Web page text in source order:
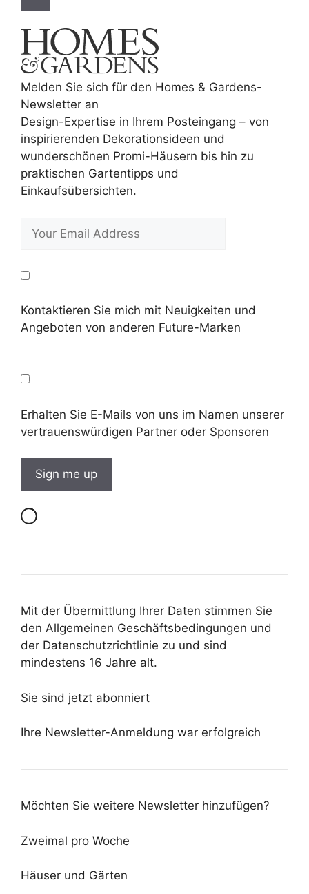
Melden Sie sich für den Homes & Gardens-
Newsletter an
Design-Expertise in Ihrem Posteingang – von
inspirierenden Dekorationsideen und
wunderschönen Promi-Häusern bis hin zu
praktischen Gartentipps und
Einkaufsübersichten.
Kontaktieren Sie mich mit Neuigkeiten und
Angeboten von anderen Future-Marken
Erhalten Sie E-Mails von uns im Namen unserer
vertrauenswürdigen Partner oder Sponsoren
Mit der Übermittlung Ihrer Daten stimmen Sie
den Allgemeinen Geschäftsbedingungen und
der Datenschutzrichtlinie zu und sind
mindestens 16 Jahre alt.
Sie sind jetzt abonniert
Ihre Newsletter-Anmeldung war erfolgreich
Möchten Sie weitere Newsletter hinzufügen?
Zweimal pro Woche
Häuser und Gärten